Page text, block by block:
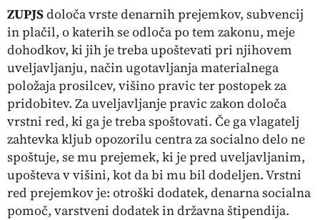
ZUPJSdoloča vrste denarnih prejemkov, subvencij
in plačil, o katerih se odloča po tem zakonu, meje
dohodkov, ki jih je treba upoštevati pri njihovem
uveljavljanju, način ugotavljanja materialnega
položaja prosilcev, višino pravic ter postopek za
pridobitev. Za uveljavljanje pravic zakon določa
vrstni red, ki ga je treba spoštovati. Če ga vlagatelj
zahtevka kljub opozorilu centra za socialno delo ne
spoštuje, se mu prejemek, ki je pred uveljavljanim,
upošteva v višini, kot da bi mu bil dodeljen. Vrstni
red prejemkov je: otroški dodatek, denarna socialna
pomoč, varstveni dodatek in državna štipendija.